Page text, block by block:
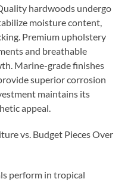
hardwoods undergo
moisture content,
Premium upholstery
and breathable
Marine-grade finishes
superior corrosion
maintains its
appeal.
vs. Budget Pieces Over
perform in tropical